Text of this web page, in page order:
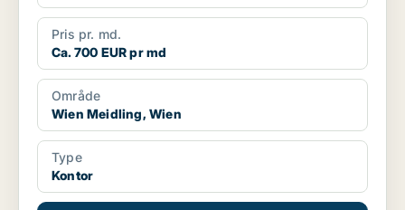
Pris pr. md.
Ca. 700 EUR pr md
Område
Wien Meidling, Wien
Type
Kontor